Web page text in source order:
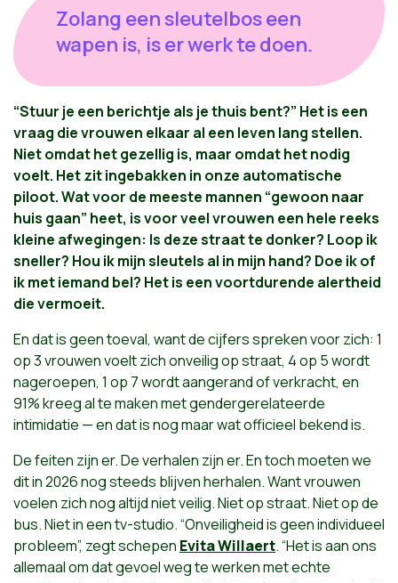
Zolang een sleutelbos een
wapen is, is er werk te doen.
“Stuur je een berichtje als je thuis bent?” Het is een
vraag die vrouwen elkaar al een leven lang stellen.
Niet omdat het gezellig is, maar omdat het nodig
voelt. Het zit ingebakken in onze automatische
piloot. Wat voor de meeste mannen “gewoon naar
huis gaan” heet, is voor veel vrouwen een hele reeks
kleine afwegingen: Is deze straat te donker? Loop ik
sneller? Hou ik mijn sleutels al in mijn hand? Doe ik of
ik met iemand bel? Het is een voortdurende alertheid
die vermoeit.
En dat is geen toeval, want de cijfers spreken voor zich: 1
op 3 vrouwen voelt zich onveilig op straat, 4 op 5 wordt
nageroepen, 1 op 7 wordt aangerand of verkracht, en
91% kreeg al te maken met gendergerelateerde
intimidatie — en dat is nog maar wat officieel bekend is.
De feiten zijn er. De verhalen zijn er. En toch moeten we
dit in 2026 nog steeds blijven herhalen. Want vrouwen
voelen zich nog altijd niet veilig. Niet op straat. Niet op de
bus. Niet in een tv-studio. “Onveiligheid is geen individueel
probleem”, zegt schepen Evita Willaert. “Het is aan ons
allemaal om dat gevoel weg te werken met echte